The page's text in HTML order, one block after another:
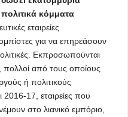
κόμματα
εταιρείες
για να επηρεάσουν
Εκπροσωπούνται
πολλοί από τους οποίους
ή πολιτικούς
17, εταιρείες που
στο λιανικό εμπόριο,